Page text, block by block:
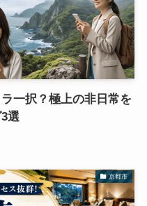
一択？極上の非日常を
選
京都市